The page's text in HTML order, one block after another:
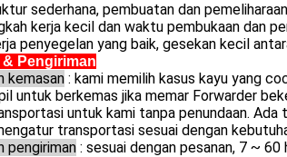
sederhana, pembuatan dan
kerja kecil dan waktu pembukaan dan
penyegelan yang baik, gesekan kecil
& Pengiriman
kemasan : kami memilih kasus kayu yang
untuk berkemas jika memar Forwarder
untuk kami tanpa penundaan.
transportasi sesuai dengan
pengiriman : sesuai dengan pesanan, 7 ~ 60